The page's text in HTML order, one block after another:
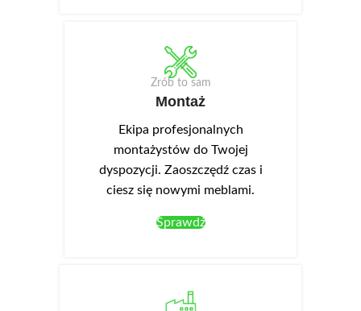
Zrób to sam
Montaż
Ekipa profesjonalnych
montażystów do Twojej
dyspozycji. Zaoszczędź czas i
ciesz się nowymi meblami.
Sprawdź